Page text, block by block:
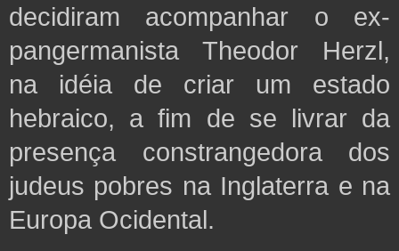
decidiram acompanhar o ex-
pangermanista Theodor Herzl,
na idéia de criar um estado
hebraico, a fim de se livrar da
presença constrangedora dos
judeus pobres na Inglaterra e na
Europa Ocidental.